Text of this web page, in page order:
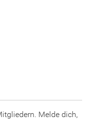
Melde dich,